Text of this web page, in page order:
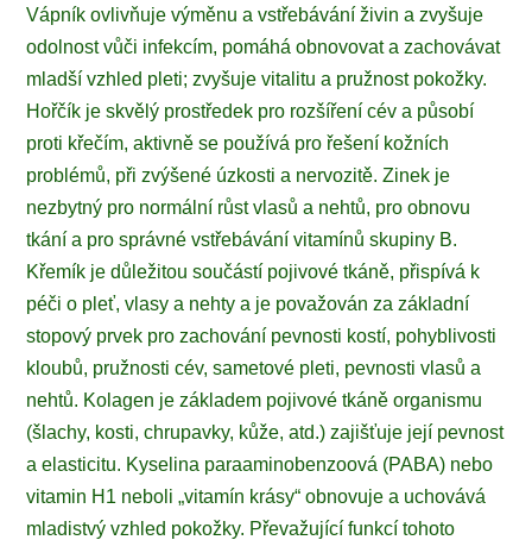
Vápník ovlivňuje výměnu a vstřebávání živin a zvyšuje
odolnost vůči infekcím, pomáhá obnovovat a zachovávat
mladší vzhled pleti; zvyšuje vitalitu a pružnost pokožky.
Hořčík je skvělý prostředek pro rozšíření cév a působí
proti křečím, aktivně se používá pro řešení kožních
problémů, při zvýšené úzkosti a nervozitě. Zinek je
nezbytný pro normální růst vlasů a nehtů, pro obnovu
tkání a pro správné vstřebávání vitamínů skupiny B.
Křemík je důležitou součástí pojivové tkáně, přispívá k
péči o pleť, vlasy a nehty a je považován za základní
stopový prvek pro zachování pevnosti kostí, pohyblivosti
kloubů, pružnosti cév, sametové pleti, pevnosti vlasů a
nehtů. Kolagen je základem pojivové tkáně organismu
(šlachy, kosti, chrupavky, kůže, atd.) zajišťuje její pevnost
a elasticitu. Kyselina paraaminobenzoová (PABA) nebo
vitamin H1 neboli „vitamín krásy“ obnovuje a uchovává
mladistvý vzhled pokožky. Převažující funkcí tohoto